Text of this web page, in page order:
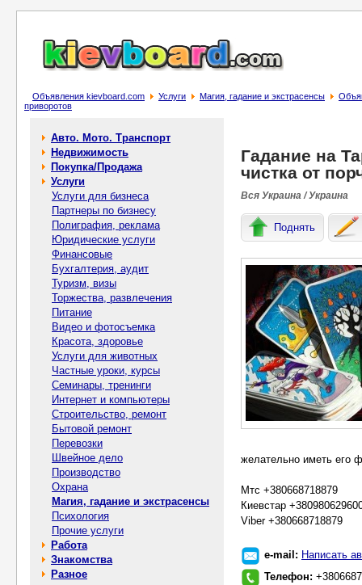
Объявления kievboard.com Услуги Магия, гадание и экстрасенсы
приворотов
Авто. Мото. Транспорт
Недвижимость
Покупка/Продажа
Услуги
Услуги для бизнеса
Партнеры по бизнесу
Полиграфия, реклама
Юридические услуги
Финансовые
Бухгалтерия, аудит
Туризм, визы
Торжества, развлечения
Питание
Видео и фотосъемка
Красота, здоровье
Услуги для животных
Частные уроки, курсы
Семинары, тренинги
Интернет и компьютеры
Строительство, ремонт
Бытовой ремонт
Перевозки
Швейное дело
Производство
Охрана
Магия, гадание и экстрасенсы
Психология
Прочие услуги
Работа
Знакомства
Разное
Гадание на
чистка от
Вся Украина / Украина
Поднять
желательно иметь его
Мтс +380668718879
Киевстар
Viber +380668718879
e-mail: Написать
Телефон: